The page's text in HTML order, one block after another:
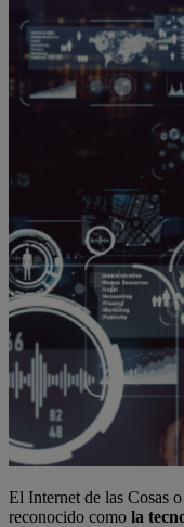
El Internet de las Cosas
reconocido como la